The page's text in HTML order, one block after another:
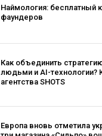
Наймология: бесплатный
фаундеров
Как объединить
людьми и AI-технологии?
агентства SHOTS
Европа вновь отметила